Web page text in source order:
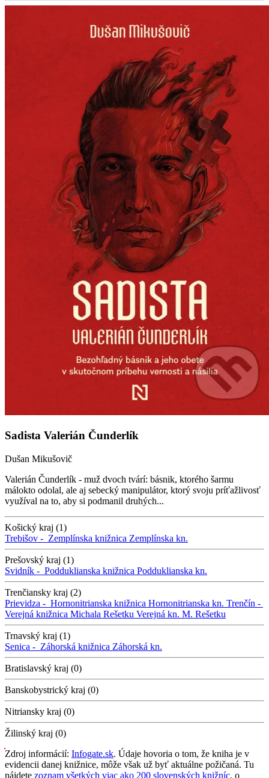
Sadista Valerián Čunderlík
Dušan Mikušovič
Valerián Čunderlík - muž dvoch tvárí: básnik, ktorého šarmu
málokto odolal, ale aj sebecký manipulátor, ktorý svoju príťažlivosť
využíval na to, aby si podmanil druhých...
Košický kraj (1)
Trebišov - Zemplínska knižnica Zemplínska kn.
Prešovský kraj (1)
Svidník - Podduklianska knižnica Podduklianska kn.
Trenčiansky kraj (2)
Prievidza - Hornonitrianska knižnica Hornonitrianska kn. Trenčín -
Verejná knižnica Michala Rešetku Verejná kn. M. Rešetku
Trnavský kraj (1)
Senica - Záhorská knižnica Záhorská kn.
Bratislavský kraj (0)
Banskobystrický kraj (0)
Nitriansky kraj (0)
Žilinský kraj (0)
Zdroj informácií: Infogate.sk. Údaje hovoria o tom, že kniha je v
evidencii danej knižnice, môže však už byť aktuálne požičaná. Tu
nájdete zoznam všetkých viac ako 200 slovenských knižníc, o